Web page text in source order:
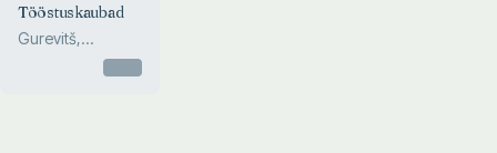
Tööstuskaubad
Gurevitš,
Andrussevitš